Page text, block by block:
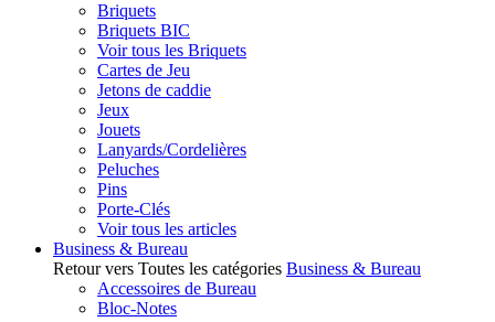
Briquets
Briquets BIC
Voir tous les Briquets
Cartes de Jeu
Jetons de caddie
Jeux
Jouets
Lanyards/Cordelières
Peluches
Pins
Porte-Clés
Voir tous les articles
Business & Bureau
Retour vers Toutes les catégories Business & Bureau
Accessoires de Bureau
Bloc-Notes